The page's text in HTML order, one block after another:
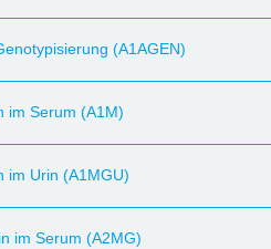
(A1AGEN)
im Serum (A1M)
im Urin (A1MGU)
im Serum (A2MG)